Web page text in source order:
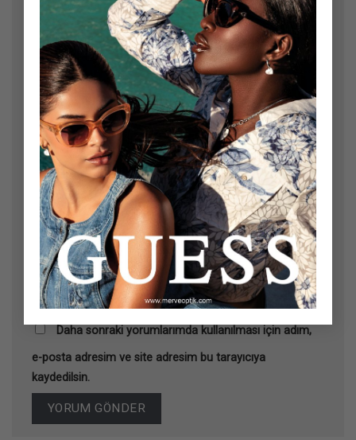
Ad*
E-posta *
İnternet sitesi
Daha sonraki yorumlarımda kullanılması için adım,
e-posta adresim ve site adresim bu tarayıcıya
kaydedilsin.